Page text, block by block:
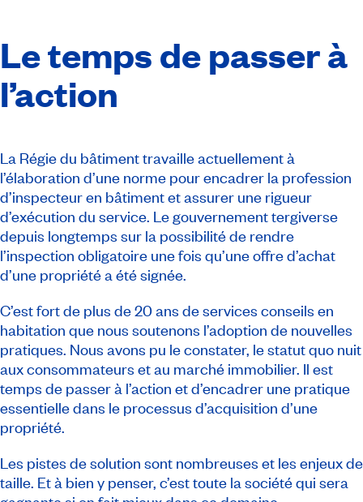
Le temps de passer à
l’action
La Régie du bâtiment travaille actuellement à
l’élaboration d’une norme pour encadrer la profession
d’inspecteur en bâtiment et assurer une rigueur
d’exécution du service. Le gouvernement tergiverse
depuis longtemps sur la possibilité de rendre
l’inspection obligatoire une fois qu’une offre d’achat
d’une propriété a été signée.
C’est fort de plus de 20 ans de services conseils en
habitation que nous soutenons l’adoption de nouvelles
pratiques. Nous avons pu le constater, le statut quo nuit
aux consommateurs et au marché immobilier. Il est
temps de passer à l’action et d’encadrer une pratique
essentielle dans le processus d’acquisition d’une
propriété.
Les pistes de solution sont nombreuses et les enjeux de
taille. Et à bien y penser, c’est toute la société qui sera